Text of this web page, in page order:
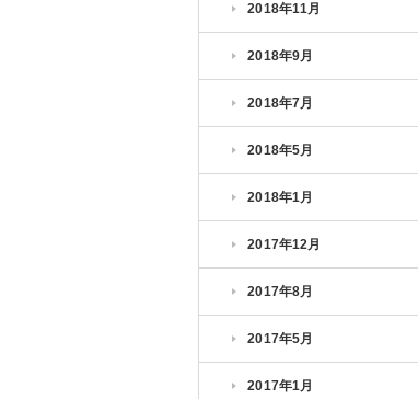
2018年11月
2018年9月
2018年7月
2018年5月
2018年1月
2017年12月
2017年8月
2017年5月
2017年1月